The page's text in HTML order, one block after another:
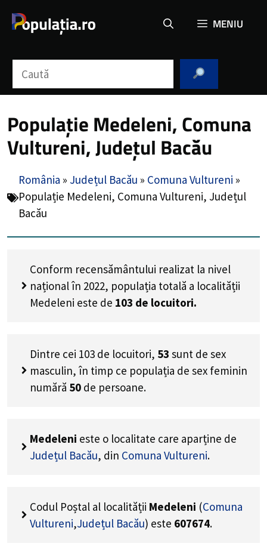
MENIU
Populație Medeleni, Comuna
Vultureni, Județul Bacău
România » Județul Bacău » Comuna Vultureni »
Populație Medeleni, Comuna Vultureni, Județul
Bacău
Conform recensământului realizat la nivel
național în 2022, populația totală a localității
Medeleni este de 103 de locuitori.
Dintre cei 103 de locuitori, 53 sunt de sex
masculin, în timp ce populația de sex feminin
numără 50 de persoane.
Medeleni este o localitate care aparține de
Județul Bacău, din Comuna Vultureni.
Codul Poștal al localității Medeleni (Comuna
Vultureni,Județul Bacău) este 607674.